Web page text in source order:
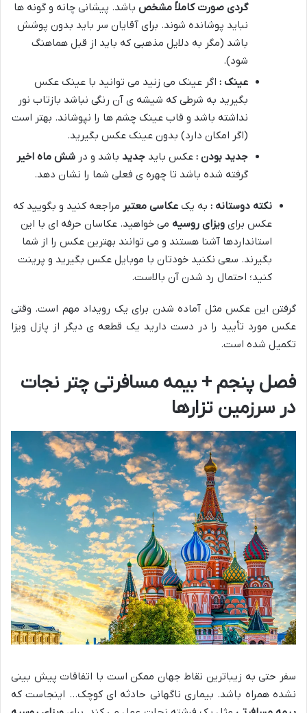
گردی صورت کاملاً مشخص باشد. پیشانی چانه و گونه ها
نباید پوشانده شوند. برای آقایان سر باید بدون پوشش
باشد (مگر به دلایل مذهبی که باید از قبل هماهنگ
شود).
عینک : اگر عینک می زنید می توانید با عینک عکس
بگیرید به شرطی که شیشه ی آن رنگی نباشد بازتاب نور
نداشته باشد و قاب عینک چشم ها را نپوشاند. بهتر است
(اگر امکان دارد) بدون عینک عکس بگیرید.
جدید بودن : عکس باید جدید باشد و در شش ماه اخیر
گرفته شده باشد تا چهره ی فعلی شما را نشان دهد.
نکته دوستانه : به یک عکاسی معتبر مراجعه کنید و بگویید که
عکس برای ویزای روسیه می خواهید. عکاسان حرفه ای با این
استانداردها آشنا هستند و می توانند بهترین عکس را از شما
بگیرند. سعی نکنید خودتان با موبایل عکس بگیرید و پرینت
کنید؛ احتمال رد شدن آن بالاست.
گرفتن این عکس مثل آماده شدن برای یک رویداد مهم است. وقتی
عکس مورد تأیید را در دست دارید یک قطعه ی دیگر از پازل ویزا
تکمیل شده است.
فصل پنجم + بیمه مسافرتی چتر نجات
در سرزمین تزارها
سفر حتی به زیباترین نقاط جهان ممکن است با اتفاقات پیش بینی
نشده همراه باشد. بیماری ناگهانی حادثه ای کوچک… اینجاست که